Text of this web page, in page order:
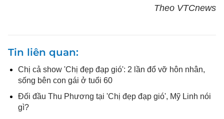
Theo VTCnews
Tin liên quan
Chị cả show 'Chị đẹp đạp gió': 2 lần đổ vỡ hôn nhân,
sống bên con gái ở tuổi 60
Đối đầu Thu Phương tại 'Chị đẹp đạp gió', Mỹ Linh nói
gì?